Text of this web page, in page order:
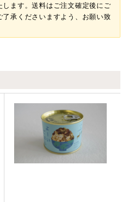
します。送料はご注文確定後にご
承くださいますよう、お願い致